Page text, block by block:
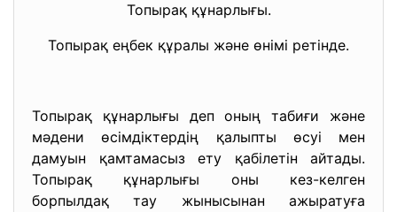
Топырақ құнарлығы.
Топырақ еңбек құралы және өнімі ретінде.
Топырақ құнарлығы деп оның табиғи және
мәдени өсімдіктердің қалыпты өсуі мен
дамуын қамтамасыз ету қабілетін айтады.
Топырақ құнарлығы оны кез-келген
борпылдақ тау жынысынан ажыратуға